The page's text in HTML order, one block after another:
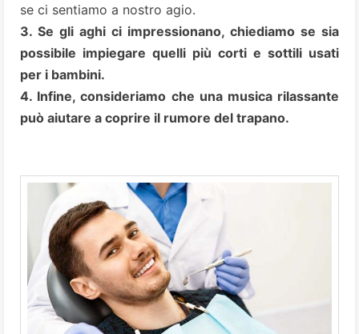
se ci sentiamo a nostro agio.
3. Se gli aghi ci impressionano, chiediamo se sia
possibile impiegare quelli più corti e sottili usati
per i bambini.
4. Infine, consideriamo che una musica rilassante
può aiutare a coprire il rumore del trapano.